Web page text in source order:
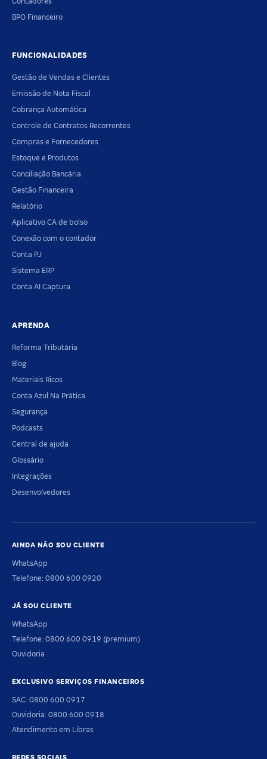
BPO Financeiro
FUNCIONALIDADES
Gestão de Vendas e Clientes
Emissão de Nota Fiscal
Cobrança Automática
Controle de Contratos Recorrentes
Compras e Fornecedores
Estoque e Produtos
Conciliação Bancária
Gestão Financeira
Relatório
Aplicativo CA de bolso
Conexão com o contador
Conta PJ
Sistema ERP
Conta AI Captura
APRENDA
Reforma Tributária
Blog
Materiais Ricos
Conta Azul Na Prática
Segurança
Podcasts
Central de ajuda
Glossário
Integrações
Desenvolvedores
AINDA NÃO SOU CLIENTE
WhatsApp
Telefone: 0800 600 0920
JÁ SOU CLIENTE
WhatsApp
Telefone: 0800 600 0919 (premium)
Ouvidoria
EXCLUSIVO SERVIÇOS FINANCEIROS
SAC: 0800 600 0917
Ouvidoria: 0800 600 0918
Atendimento em Libras
REDES SOCIAIS